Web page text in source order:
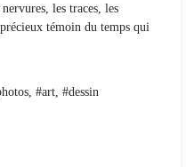
les traces, les
témoin du temps qui
#art, #dessin